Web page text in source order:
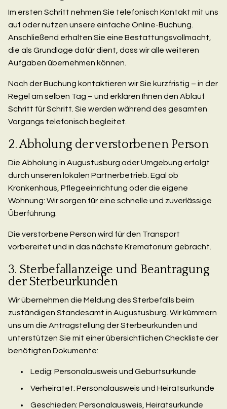
Im ersten Schritt nehmen Sie telefonisch Kontakt mit uns
auf oder nutzen unsere einfache Online-Buchung.
Anschließend erhalten Sie eine Bestattungsvollmacht,
die als Grundlage dafür dient, dass wir alle weiteren
Aufgaben übernehmen können.
Nach der Buchung kontaktieren wir Sie kurzfristig – in der
Regel am selben Tag – und erklären Ihnen den Ablauf
Schritt für Schritt. Sie werden während des gesamten
Vorgangs telefonisch begleitet.
2. Abholung der verstorbenen Person
Die Abholung in Augustusburg oder Umgebung erfolgt
durch unseren lokalen Partnerbetrieb. Egal ob
Krankenhaus, Pflegeeinrichtung oder die eigene
Wohnung: Wir sorgen für eine schnelle und zuverlässige
Überführung.
Die verstorbene Person wird für den Transport
vorbereitet und in das nächste Krematorium gebracht.
3. Sterbefallanzeige und Beantragung
der Sterbeurkunden
Wir übernehmen die Meldung des Sterbefalls beim
zuständigen Standesamt in Augustusburg. Wir kümmern
uns um die Antragstellung der Sterbeurkunden und
unterstützen Sie mit einer übersichtlichen Checkliste der
benötigten Dokumente:
Ledig: Personalausweis und Geburtsurkunde
Verheiratet: Personalausweis und Heiratsurkunde
Geschieden: Personalausweis, Heiratsurkunde